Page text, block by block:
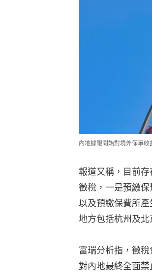
內地據報開始對境外保單收
報道又稱，目前
徵稅，一是預繳
以及預繳保費所
地方包括杭州及北
富瑞分析指，徵
對內地最終全面禁